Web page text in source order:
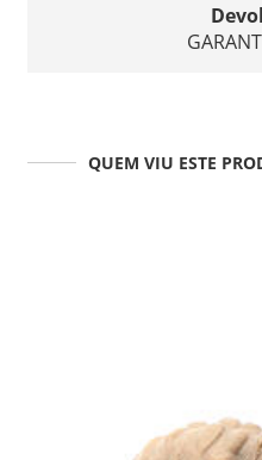
QUEM VIU ESTE